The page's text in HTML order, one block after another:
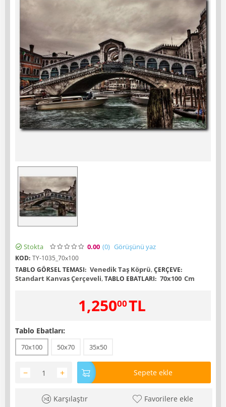
Stokta 0.00 (0) Görüşünü yaz
KOD: TY-1035_70x100
TABLO GÖRSEL TEMASI: Venedik Taş Köprü,ÇERÇEVE:
Standart Kanvas Çerçeveli,TABLO EBATLARI: 70x100 Cm
1,25000TL
Tablo Ebatları:
70x100 50x70 35x50
+
− Sepete ekle
Karşılaştır Favorilere ekle